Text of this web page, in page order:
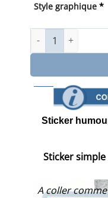
Style graphique*
quantité de
Sticker
Sticker
A coller